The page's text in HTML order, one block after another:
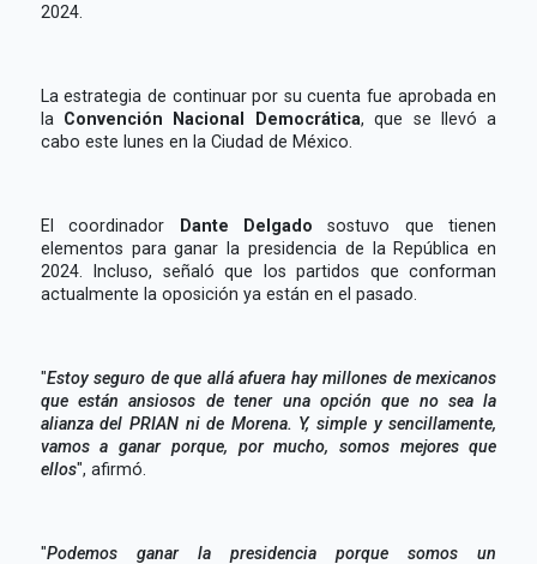
2024.
La estrategia de continuar por su cuenta fue aprobada en
la Convención Nacional Democrática, que se llevó a
cabo este lunes en la Ciudad de México.
El coordinador Dante Delgado sostuvo que tienen
elementos para ganar la presidencia de la República en
2024. Incluso, señaló que los partidos que conforman
actualmente la oposición ya están en el pasado.
"Estoy seguro de que allá afuera hay millones de mexicanos
que están ansiosos de tener una opción que no sea la
alianza del PRIAN ni de Morena. Y, simple y sencillamente,
vamos a ganar porque, por mucho, somos mejores que
ellos", afirmó.
"Podemos ganar la presidencia porque somos un